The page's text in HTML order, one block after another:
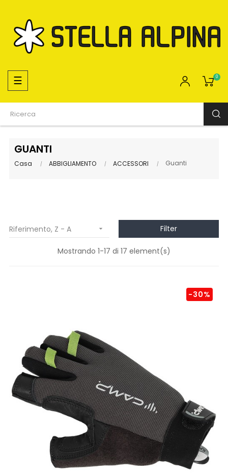
navigazione
Toggle
☰ 0
GUANTI
Casa ABBIGLIAMENTO ACCESSORI Guanti
Riferimento, Z - A  Filter
Mostrando 1-17 di 17 element(s)
-30%